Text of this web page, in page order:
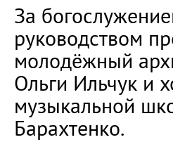
За
руководством
молодёжный
Ольги Ильчук и
музыкальной
Барахтенко.